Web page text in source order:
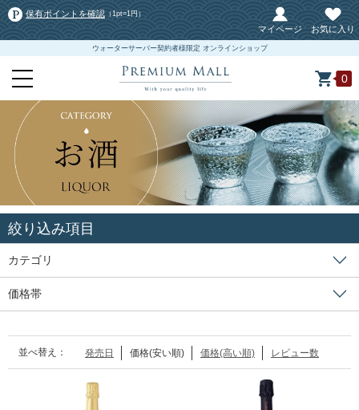
保有ポイントを確認 （1pt=1円）
マイページ お気に入り
ウォーターサーバー契約者様限定 オンラインショップ
0
絞り込み項目
カテゴリ
価格帯
並べ替え： 発売日 価格(安い順) 価格(高い順) レビュー数